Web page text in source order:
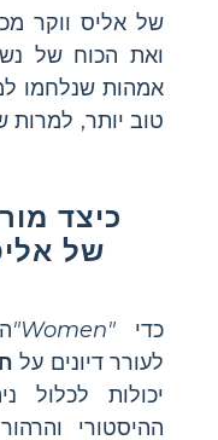
ואת הכוח של
אמהות שנלחמו
טוב יותר, למרות
כיצד
"Women"כדי
לעורר דיונים על
יכולות לכלול
ההיסטורי